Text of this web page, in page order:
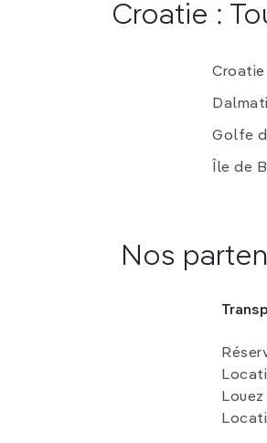
Croatie :
Golfe
Île de
Nos